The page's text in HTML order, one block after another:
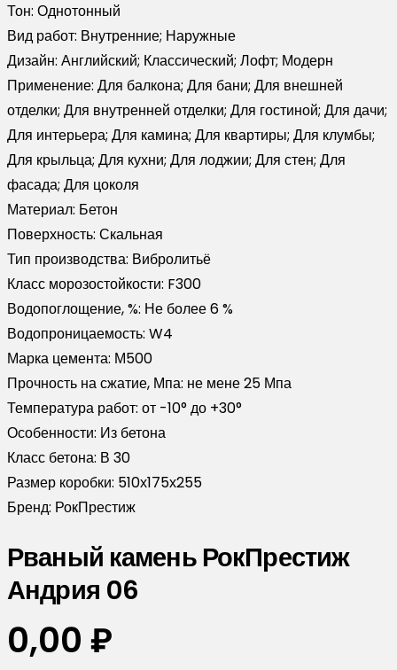
Тон: Однотонный
Вид работ: Внутренние; Наружные
Дизайн: Английский; Классический; Лофт; Модерн
Применение: Для балкона; Для бани; Для внешней
отделки; Для внутренней отделки; Для гостиной; Для дачи;
Для интерьера; Для камина; Для квартиры; Для клумбы;
Для крыльца; Для кухни; Для лоджии; Для стен; Для
фасада; Для цоколя
Материал: Бетон
Поверхность: Скальная
Тип производства: Вибролитьё
Класс морозостойкости: F300
Водопоглощение, %: Не более 6 %
Водопроницаемость: W4
Марка цемента: М500
Прочность на сжатие, Мпа: не мене 25 Мпа
Температура работ: от -10° до +30°
Особенности: Из бетона
Класс бетона: В 30
Размер коробки: 510х175х255
Бренд: РокПрестиж
Рваный камень РокПрестиж
Андрия 06
0,00 ₽